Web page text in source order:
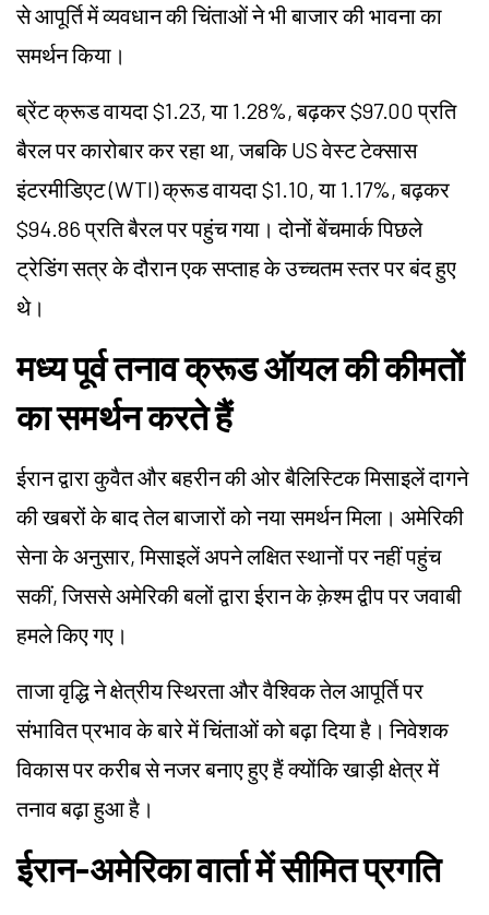
से आपूर्ति में व्यवधान की चिंताओं ने भी बाजार की भावना का
समर्थन किया।
ब्रेंट क्रूड वायदा $1.23, या 1.28%, बढ़कर $97.00 प्रति
बैरल पर कारोबार कर रहा था, जबकि US वेस्ट टेक्सास
इंटरमीडिएट (WTI) क्रूड वायदा $1.10, या 1.17%, बढ़कर
$94.86 प्रति बैरल पर पहुंच गया। दोनों बेंचमार्क पिछले
ट्रेडिंग सत्र के दौरान एक सप्ताह के उच्चतम स्तर पर बंद हुए
थे।
मध्य पूर्व तनाव क्रूड ऑयल की कीमतों
का समर्थन करते हैं
ईरान द्वारा कुवैत और बहरीन की ओर बैलिस्टिक मिसाइलें दागने
की खबरों के बाद तेल बाजारों को नया समर्थन मिला। अमेरिकी
सेना के अनुसार, मिसाइलें अपने लक्षित स्थानों पर नहीं पहुंच
सकीं, जिससे अमेरिकी बलों द्वारा ईरान के क़ेश्म द्वीप पर जवाबी
हमले किए गए।
ताजा वृद्धि ने क्षेत्रीय स्थिरता और वैश्विक तेल आपूर्ति पर
संभावित प्रभाव के बारे में चिंताओं को बढ़ा दिया है। निवेशक
विकास पर करीब से नजर बनाए हुए हैं क्योंकि खाड़ी क्षेत्र में
तनाव बढ़ा हुआ है।
ईरान-अमेरिका वार्ता में सीमित प्रगति